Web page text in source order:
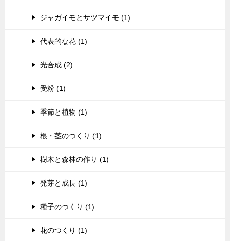
ジャガイモとサツマイモ (1)
代表的な花 (1)
光合成 (2)
受粉 (1)
季節と植物 (1)
根・茎のつくり (1)
樹木と森林の作り (1)
発芽と成長 (1)
種子のつくり (1)
花のつくり (1)